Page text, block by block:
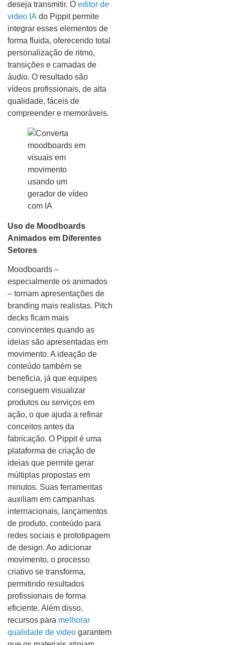
deseja transmitir. O editor de
video IA do Pippit permite
integrar esses elementos de
forma fluida, oferecendo total
personalização de ritmo,
transições e camadas de
áudio. O resultado são
vídeos profissionais, de alta
qualidade, fáceis de
compreender e memoráveis.
Uso de Moodboards
Animados em Diferentes
Setores
Moodboards –
especialmente os animados
– tornam apresentações de
branding mais realistas. Pitch
decks ficam mais
convincentes quando as
ideias são apresentadas em
movimento. A ideação de
conteúdo também se
beneficia, já que equipes
conseguem visualizar
produtos ou serviços em
ação, o que ajuda a refinar
conceitos antes da
fabricação. O Pippit é uma
plataforma de criação de
ideias que permite gerar
múltiplas propostas em
minutos. Suas ferramentas
auxiliam em campanhas
internacionais, lançamentos
de produto, conteúdo para
redes sociais e prototipagem
de design. Ao adicionar
movimento, o processo
criativo se transforma,
permitindo resultados
profissionais de forma
eficiente. Além disso,
recursos para melhorar
qualidade de video garantem